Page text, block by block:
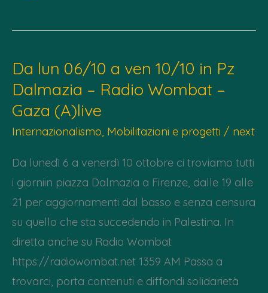
–
benefit
per
C.A.S.A.
Comunità
di
Solidarietà
Attiva
Da lun 06/10 a ven 10/10 in Pz
Dalmazia – Radio Wombat –
Gaza (A)live
Internazionalismo, Mobilitazioni e progetti / next
Da lunedì 6 a venerdì 10 ottobre ci troviamo tutti
i giorniin piazza Dalmazia a Firenze, dalle 19 alle
21 per aggiornamenti dal basso e senza censura
su quello che sta succedendo in Palestina. In
diretta anche su Radio Wombat
https://radiowombat.net 1359 AM Passa a
trovarci, porta contenuti e diffondi solidarietà